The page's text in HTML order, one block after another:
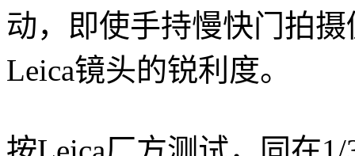
动，即使手持慢快门拍
Leica镜头的锐利度。